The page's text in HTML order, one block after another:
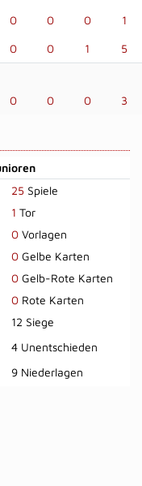
0 0 0 1
0 0 1 5
0 0 0 3
25 Spiele
1 Tor
0Vorlagen
0Gelbe Karten
0Gelb-Rote Karten
0Rote Karten
12 Siege
4 Unentschieden
9 Niederlagen